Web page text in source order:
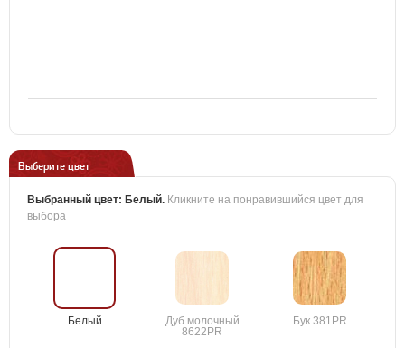
Выберите цвет
Выбранный цвет: Белый. Кликните на понравившийся цвет для
выбора
Белый
Дуб молочный
8622PR
Бук 381PR